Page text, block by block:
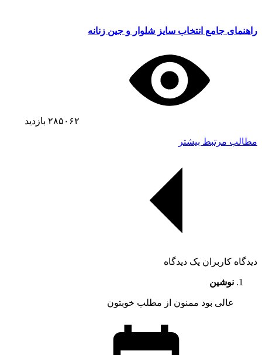
راهنمای جامع انتخاب سایز شلوار و جین زنانه
۲۸۵۰۶۲ بازدید
مطالب مرتبط بیشتر
دیدگاه کاربران یک دیدگاه
نوشین
عالی بود ممنون از مطلب خوبتون